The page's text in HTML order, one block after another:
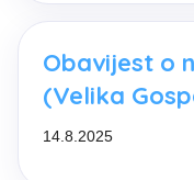
Obavijest o
(Velika
14.8.2025